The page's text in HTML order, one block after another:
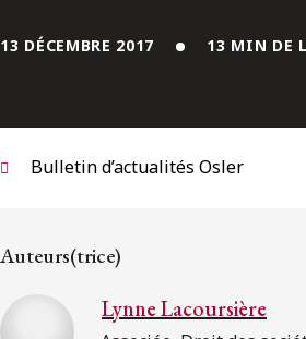
13 DÉCEMBRE 2017 13 MIN DE
Bulletin d’actualités Osler
Auteurs(trice)
Lynne Lacoursière